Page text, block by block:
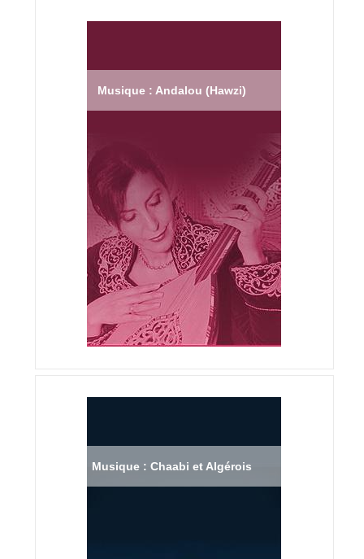
Musique : Andalou (Hawzi)
Musique : Chaabi et Algérois